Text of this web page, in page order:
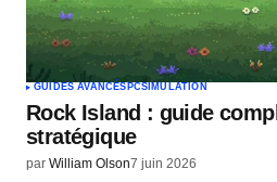
GUIDES AVANCÉS PCSIMULATION
Rock Island : guide
stratégique
par William Olson7 juin 2026